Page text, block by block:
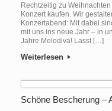
Rechtzeitig zu
Konzert kaufen. Wir
Konzertabend: Mit dabei
mit uns ins neue Jahr – in
Jahre Melodiva! Lasst […]
Weiterlesen
Schöne Bescherung –